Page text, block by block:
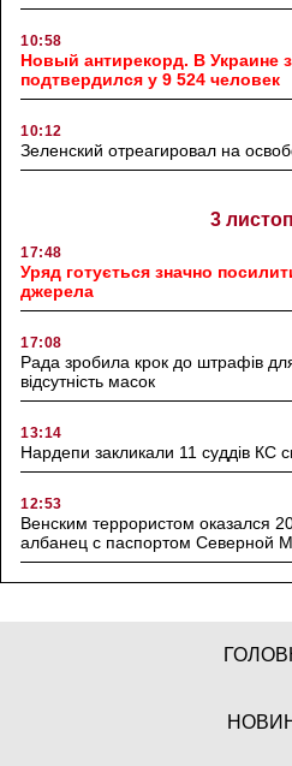
10:58
Новый антирекорд. В Украине
подтвердился у 9 524 человек
10:12
Зеленский отреагировал на
3
17:48
Уряд готується значно
джерела
17:08
Рада зробила крок до штрафів для
відсутність масок
13:14
Нардепи закликали 11 суддів КС
12:53
Венским террористом оказался
албанец с паспортом Северной